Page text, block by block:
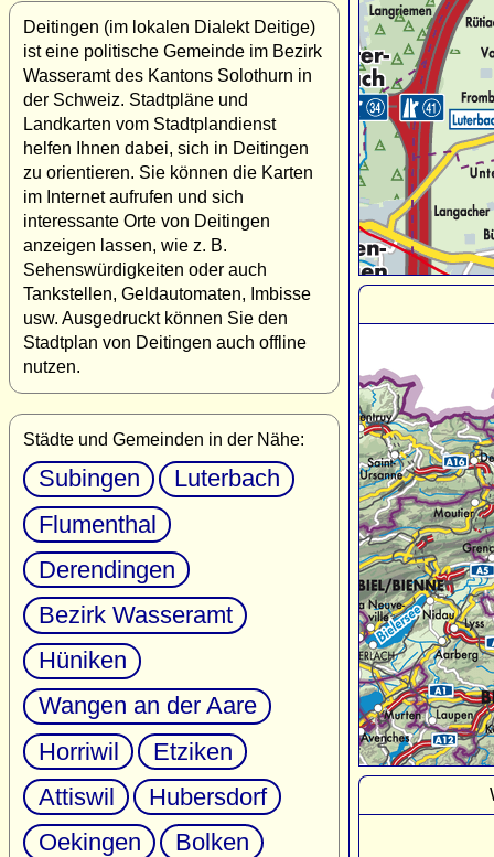
Deitingen (im lokalen Dialekt Deitige)
ist eine politische Gemeinde im Bezirk
Wasseramt des Kantons Solothurn in
der Schweiz. Stadtpläne und
Landkarten vom Stadtplandienst
helfen Ihnen dabei, sich in Deitingen
zu orientieren. Sie können die Karten
im Internet aufrufen und sich
interessante Orte von Deitingen
anzeigen lassen, wie z. B.
Sehenswürdigkeiten oder auch
Tankstellen, Geldautomaten, Imbisse
usw. Ausgedruckt können Sie den
Stadtplan von Deitingen auch offline
nutzen.
Städte und Gemeinden in der Nähe:
Subingen
Luterbach
Flumenthal
Derendingen
Bezirk Wasseramt
Hüniken
Wangen an der Aare
Horriwil
Etziken
Attiswil
Hubersdorf
Oekingen
Bolken